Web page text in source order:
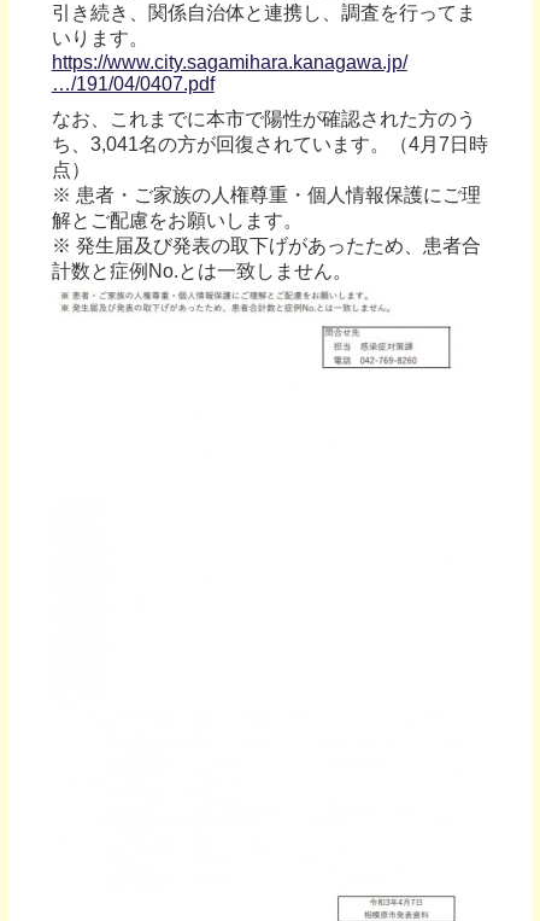
引き続き、関係自治体と連携し、調査を行ってま
いります。
https://www.city.sagamihara.kanagawa.jp/
…/191/04/0407.pdf
なお、これまでに本市で陽性が確認された方のう
ち、3,041名の方が回復されています。（4月7日時
点）
※ 患者・ご家族の人権尊重・個人情報保護にご理
解とご配慮をお願いします。
※ 発生届及び発表の取下げがあったため、患者合
計数と症例No.とは一致しません。